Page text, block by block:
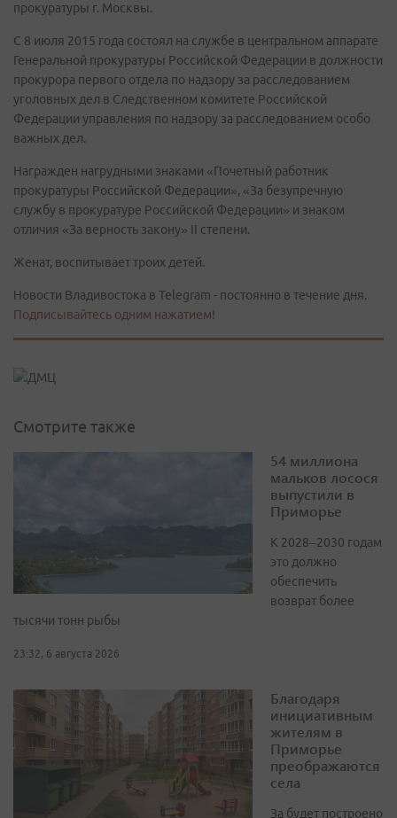
прокуратуры г. Москвы.
С 8 июля 2015 года состоял на службе в центральном аппарате
Генеральной прокуратуры Российской Федерации в должности
прокурора первого отдела по надзору за расследованием
уголовных дел в Следственном комитете Российской
Федерации управления по надзору за расследованием особо
важных дел.
Награжден нагрудными знаками «Почетный работник
прокуратуры Российской Федерации», «За безупречную
службу в прокуратуре Российской Федерации» и знаком
отличия «За верность закону» II степени.
Женат, воспитывает троих детей.
Новости Владивостока в Telegram - постоянно в течение дня.
Подписывайтесь одним нажатием!
Смотрите также
54 миллиона
мальков лосося
выпустили в
Приморье
К 2028–2030 годам
это должно
обеспечить
возврат более
тысячи тонн рыбы
23:32, 6 августа 2026
Благодаря
инициативным
жителям в
Приморье
преображаются
села
За будет построено